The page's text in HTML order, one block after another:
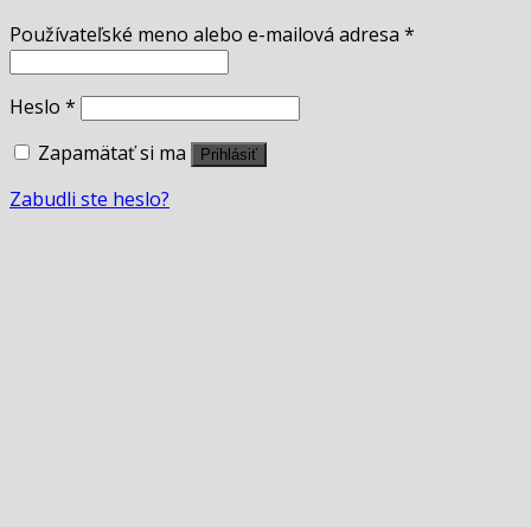
Používateľské meno alebo e-mailová adresa *
Heslo *
Zapamätať si ma
Prihlásiť
Zabudli ste heslo?